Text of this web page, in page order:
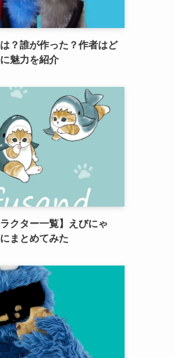
？誰が作った？作者はど
魅力を紹介
クター一覧】えびにゃ
まとめてみた